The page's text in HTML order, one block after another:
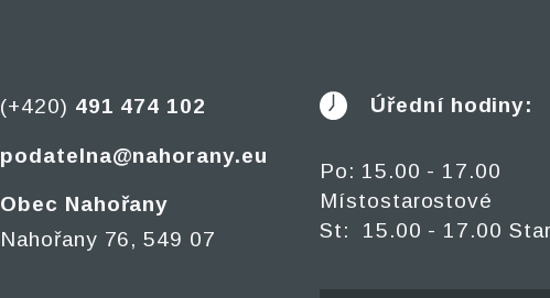
(+420) 491 474 102
podatelna@nahorany.eu
Obec Nahořany
Nahořany 76, 549 07
Úřední hodiny:
Po: 15.00 - 17.00
Místostarostové
St: 15.00 - 17.00